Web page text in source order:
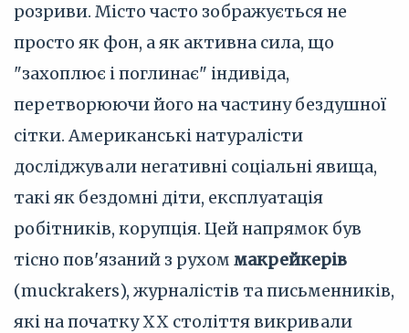
розриви. Місто часто зображується не
просто як фон, а як активна сила, що
"захоплює і поглинає" індивіда,
перетворюючи його на частину бездушної
сітки. Американські натуралісти
досліджували негативні соціальні явища,
такі як бездомні діти, експлуатація
робітників, корупція. Цей напрямок був
тісно пов'язаний з рухом макрейкерів
(muckrakers), журналістів та письменників,
які на початку XX століття викривали